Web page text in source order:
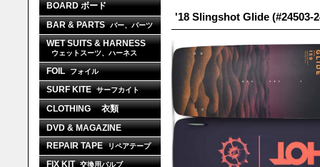
'18 Slingshot Glide (#24503-
BOARD ボード
BAR & PARTS
バー、パーツ
WET SUITS & HARNESS
ウェットスーツ、ハーネス
FOIL フォイル
SURF KITE サーフカイト
CLOTHING 衣類
DVD & MAGAZINE
REPAIR TAPE
リペアテープ
FIX KIT 交換用バルブ